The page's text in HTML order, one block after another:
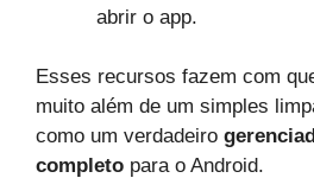
abrir o app.
Esses recursos fazem com
muito além de um simples
como um verdadeiro
completo para o Android.